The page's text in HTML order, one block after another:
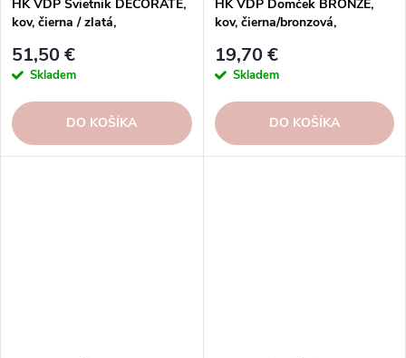
HK VDP Svietnik DECORATE,
kov, čierna / zlatá,
51,50 €
Skladem
DO KOŠÍKA
HK VDP Domček BRONZE,
kov, čierna/bronzová,
19,70 €
Skladem
DO KOŠÍKA